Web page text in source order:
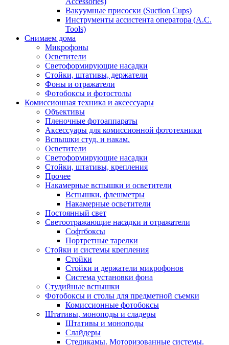
Вакуумные присоски (Suction Cups)
Инструменты ассистента оператора (A.C.
Tools)
Снимаем дома
Микрофоны
Осветители
Светоформирующие насадки
Стойки, штативы, держатели
Фоны и отражатели
Фотобоксы и фотостолы
Комиссионная техника и аксессуары
Объективы
Пленочные фотоаппараты
Аксессуары для комиссионной фототехники
Вспышки студ. и накам.
Осветители
Светоформирующие насадки
Стойки, штативы, крепления
Прочее
Накамерные вспышки и осветители
Вспышки, флешметры
Накамерные осветители
Постоянный свет
Светоотражающие насадки и отражатели
Софтбоксы
Портретные тарелки
Стойки и системы крепления
Стойки
Стойки и держатели микрофонов
Система установки фона
Студийные вспышки
Фотобоксы и столы для предметной съемки
Комиссионные фотобоксы
Штативы, моноподы и сладеры
Штативы и моноподы
Слайдеры
Стедикамы. Моторизованные системы.